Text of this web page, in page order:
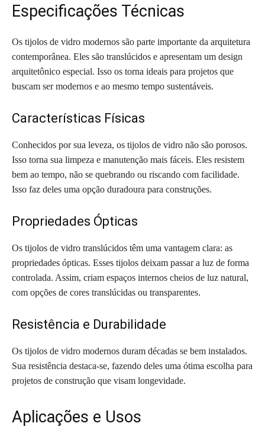
Especificações Técnicas
Os tijolos de vidro modernos são parte importante da arquitetura
contemporânea. Eles são translúcidos e apresentam um design
arquitetônico especial. Isso os torna ideais para projetos que
buscam ser modernos e ao mesmo tempo sustentáveis.
Características Físicas
Conhecidos por sua leveza, os tijolos de vidro não são porosos.
Isso torna sua limpeza e manutenção mais fáceis. Eles resistem
bem ao tempo, não se quebrando ou riscando com facilidade.
Isso faz deles uma opção duradoura para construções.
Propriedades Ópticas
Os tijolos de vidro translúcidos têm uma vantagem clara: as
propriedades ópticas. Esses tijolos deixam passar a luz de forma
controlada. Assim, criam espaços internos cheios de luz natural,
com opções de cores translúcidas ou transparentes.
Resistência e Durabilidade
Os tijolos de vidro modernos duram décadas se bem instalados.
Sua resistência destaca-se, fazendo deles uma ótima escolha para
projetos de construção que visam longevidade.
Aplicações e Usos